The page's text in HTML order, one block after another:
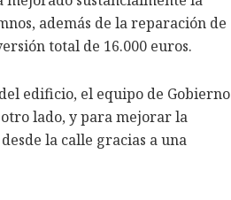
además de la reparación de
total de 16.000 euros.
edificio, el equipo de Gobierno
lado, y para mejorar la
la calle gracias a una